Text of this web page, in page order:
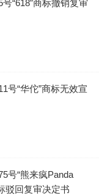
“618”商标撤销复审
号“华佗”商标无效宣
号“熊来疯Panda
驳回复审决定书